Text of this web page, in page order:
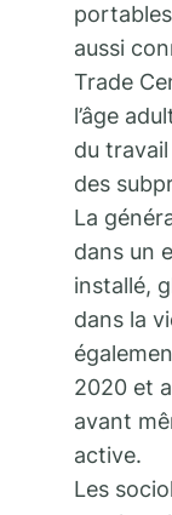
aussi
Trade
l’âge
du
des
La
dans un
installé,
dans la
2020 et
avant
active.
Les